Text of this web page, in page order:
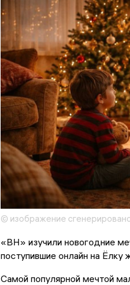
© изображение
«ВН» изучили новогодние
поступившие онлайн на
Самой популярной мечтой